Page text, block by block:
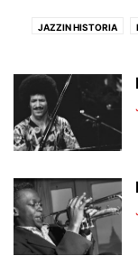
JAZZIN HISTORIA